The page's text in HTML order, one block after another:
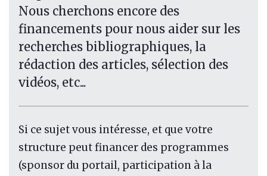
Nous cherchons encore des
financements pour nous aider sur les
recherches bibliographiques, la
rédaction des articles, sélection des
vidéos, etc...
Si ce sujet vous intéresse, et que votre
structure peut financer des programmes
(sponsor du portail, participation à la